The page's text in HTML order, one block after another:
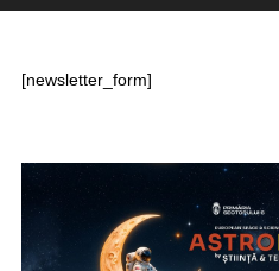
[newsletter_form]